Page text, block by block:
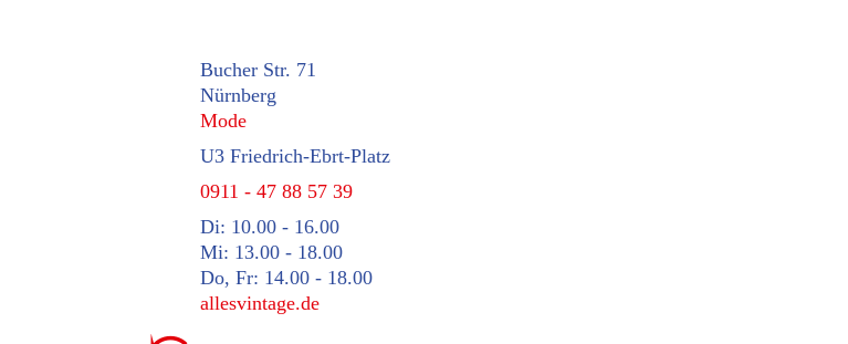
Bucher Str. 71
Nürnberg
Mode
U3 Friedrich-Ebrt-Platz
0911 - 47 88 57 39
Di: 10.00 - 16.00
Mi: 13.00 - 18.00
Do, Fr: 14.00 - 18.00
allesvintage.de